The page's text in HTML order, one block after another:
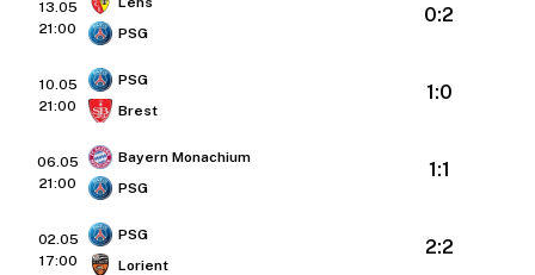
13.05
21:00
PSG
0:2
10.05
21:00
PSG
Brest
1:0
06.05
21:00
Bayern Monachium
PSG
1:1
02.05
17:00
PSG
Lorient
2:2